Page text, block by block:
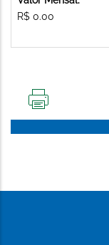
R$ 0.00
PÁGINA